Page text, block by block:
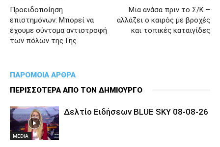
Προειδοποίηση
επιστημόνων: Μπορεί να
έχουμε σύντομα αντιστροφή
των πόλων της Γης
Μια ανάσα πριν το Σ/Κ –
αλλάζει ο καιρός με βροχές
και τοπικές καταιγίδες
ΠΑΡΟΜΟΙΑ ΑΡΘΡΑ
ΠΕΡΙΣΣΟΤΕΡΑ ΑΠΟ ΤΟΝ ΔΗΜΙΟΥΡΓΟ
MEDIA
Δελτίο Ειδήσεων BLUE SKY 08-08-26